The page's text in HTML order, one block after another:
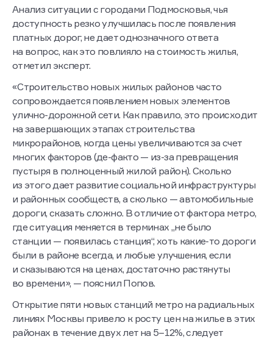
Анализ ситуации с городами Подмосковья, чья
доступность резко улучшилась после появления
платных дорог, не дает однозначного ответа
на вопрос, как это повлияло на стоимость жилья,
отметил эксперт.
«Строительство новых жилых районов часто
сопровождается появлением новых элементов
улично-дорожной сети. Как правило, это происходит
на завершающих этапах строительства
микрорайонов, когда цены увеличиваются за счет
многих факторов (де-факто — из-за превращения
пустыря в полноценный жилой район). Сколько
из этого дает развитие социальной инфраструктуры
и районных сообществ, а сколько — автомобильные
дороги, сказать сложно. В отличие от фактора метро,
где ситуация меняется в терминах „не было
станции — появилась станция“, хоть какие-то дороги
были в районе всегда, и любые улучшения, если
и сказываются на ценах, достаточно растянуты
во времени», — пояснил Попов.
Открытие пяти новых станций метро на радиальных
линиях Москвы привело к росту цен на жилье в этих
районах в течение двух лет на 5–12%, следует